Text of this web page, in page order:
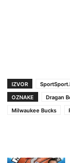
IZVOR
OZNAKE
Dragan
Milwaukee Bucks